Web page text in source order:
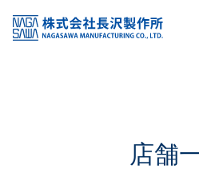
KSS加盟店・取扱店情報
店舗一覧
店舗